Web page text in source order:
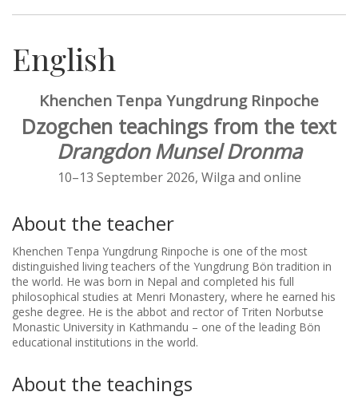
English
Khenchen Tenpa Yungdrung Rinpoche
Dzogchen teachings from the text
Drangdon Munsel Dronma
10–13 September 2026, Wilga and online
About the teacher
Khenchen Tenpa Yungdrung Rinpoche is one of the most
distinguished living teachers of the Yungdrung Bön tradition in
the world. He was born in Nepal and completed his full
philosophical studies at Menri Monastery, where he earned his
geshe degree. He is the abbot and rector of Triten Norbutse
Monastic University in Kathmandu – one of the leading Bön
educational institutions in the world.
About the teachings